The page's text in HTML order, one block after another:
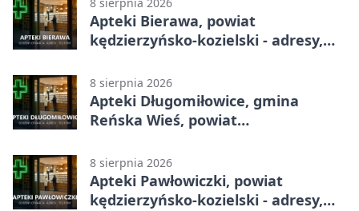
Apteki Bierawa, powiat
kędzierzyńsko-kozielski - adresy,
8 sierpnia 2026
Apteki Długomiłowice, gmina
Reńska Wieś, powiat
telefony, godziny otwarcia
8 sierpnia 2026
Apteki Pawłowiczki, powiat
kędzierzyńsko-kozielski - adresy,